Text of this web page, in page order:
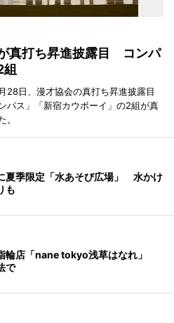
真打ち昇進披露目 コンパ
28日、漫才協会の真打ち昇進披露目
パス」「新宿カウボーイ」の2組が真
夏季限定「水あそび広場」 水かけ
も
輪店「nane tokyo浅草はなれ」
で